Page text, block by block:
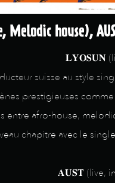
Melodic house),
𝐋𝐘𝐎𝐒𝐔𝐍
suisse au style
prestigieuses
entre afro-house,
chapitre avec le
𝐀𝐔𝐒𝐓 (live,